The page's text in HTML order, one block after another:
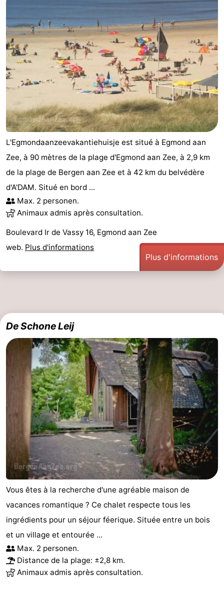
L'Egmondaanzeevakantiehuisje est situé à Egmond aan
Zee, à 90 mètres de la plage d'Egmond aan Zee, à 2,9 km
de la plage de Bergen aan Zee et à 42 km du belvédère
d'A'DAM. Situé en bord ...
Max. 2 personen.
Animaux admis après consultation.
Boulevard Ir de Vassy 16, Egmond aan Zee
web. Plus d'informations
Plus d'informations
De Schone Leij
Vous êtes à la recherche d'une agréable maison de
vacances romantique ? Ce chalet respecte tous les
ingrédients pour un séjour féerique. Située entre un bois
et un village et entourée ...
Max. 2 personen.
Distance de la plage: ±2,8 km.
Animaux admis après consultation.